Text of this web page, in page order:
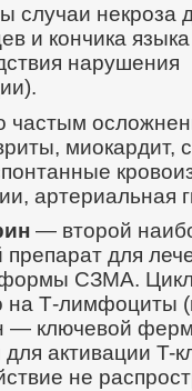
случаи некроза
и кончика
нарушения
частым
миокардит,
артериальная
— второй
для
формы СЗМА.
на Т-лимфоциты
— ключевой
активации T-
не